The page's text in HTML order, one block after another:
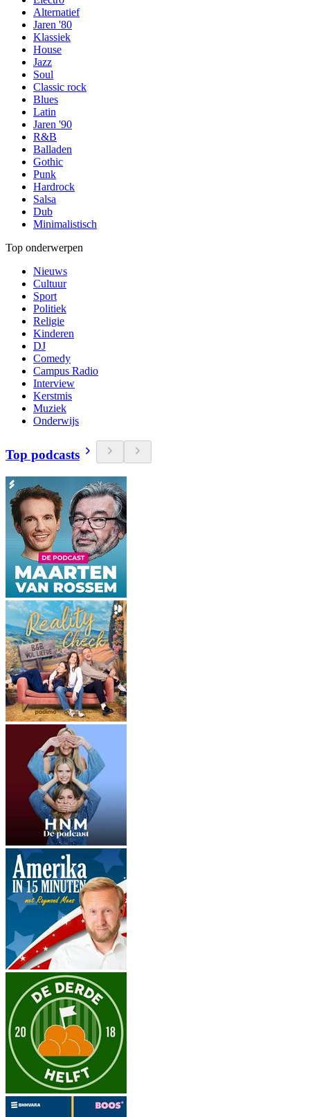
Alternatief
Jaren '80
Klassiek
House
Jazz
Soul
Classic rock
Blues
Latin
Jaren '90
R&B
Balladen
Gothic
Punk
Hardrock
Salsa
Dub
Minimalistisch
Top onderwerpen
Nieuws
Cultuur
Sport
Politiek
Religie
Kinderen
DJ
Comedy
Campus Radio
Interview
Kerstmis
Muziek
Onderwijs
Top podcasts